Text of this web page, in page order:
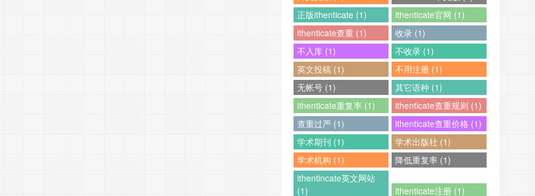
正版ithenticate (1)
ithenticate官网 (1)
ithenticate查重 (1)
收录 (1)
不入库 (1)
不收录 (1)
英文投稿 (1)
不用注册 (1)
无帐号 (1)
其它语种 (1)
ithenticate重复率 (1)
ithenticate查重规则 (1)
查重过严 (1)
ithenticate查重价格 (1)
学术期刊 (1)
学术出版社 (1)
学术机构 (1)
降低重复率 (1)
ithentincate英文网站
(1)
ithenticate注册 (1)